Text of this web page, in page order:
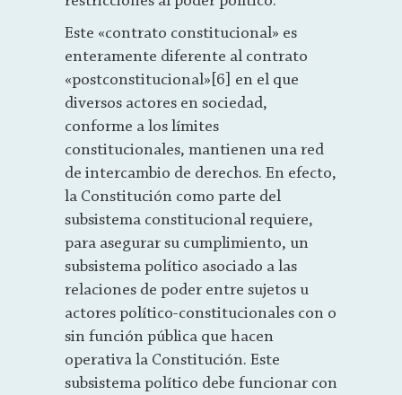
Este «contrato constitucional» es
enteramente diferente al contrato
«postconstitucional»[6] en el que
diversos actores en sociedad,
conforme a los límites
constitucionales, mantienen una red
de intercambio de derechos. En efecto,
la Constitución como parte del
subsistema constitucional requiere,
para asegurar su cumplimiento, un
subsistema político asociado a las
relaciones de poder entre sujetos u
actores político-constitucionales con o
sin función pública que hacen
operativa la Constitución. Este
subsistema político debe funcionar con